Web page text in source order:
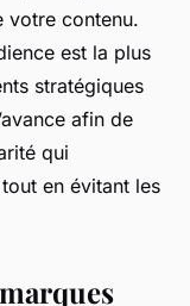
votre contenu.
est la plus
stratégiques
afin de
qui
en évitant les